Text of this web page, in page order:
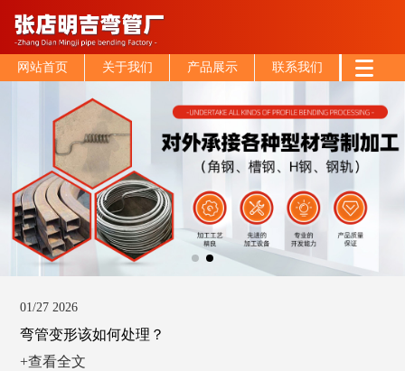
网站首页 关于我们 产品展示 联系我们
01/27 2026
弯管变形该如何处理？
+查看全文